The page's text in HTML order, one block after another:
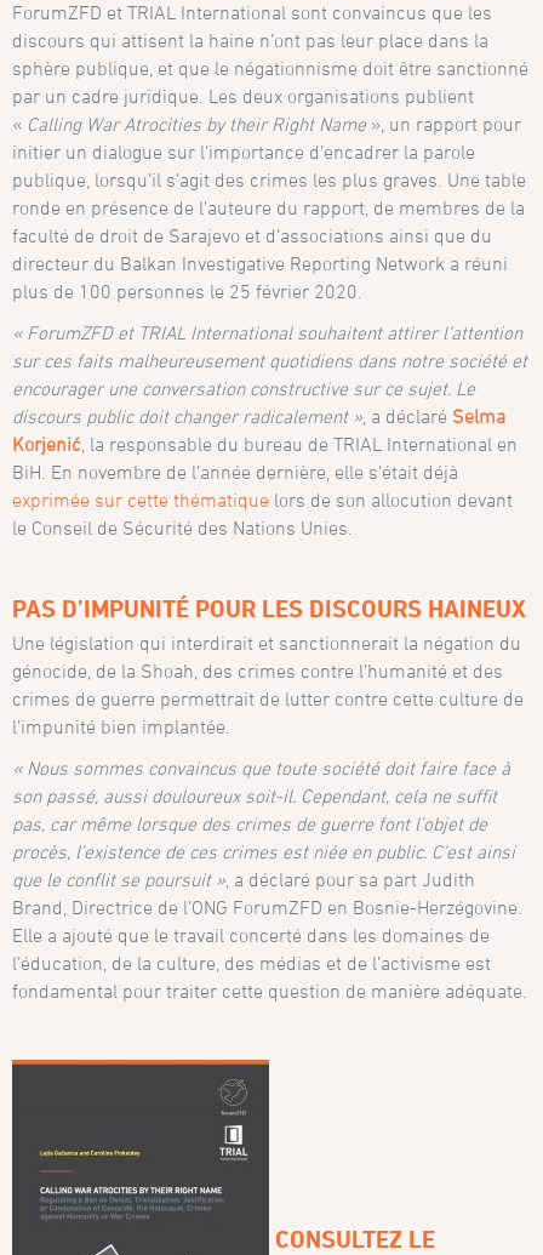
ForumZFD et TRIAL International sont convaincus que les
discours qui attisent la haine n’ont pas leur place dans la
sphère publique, et que le négationnisme doit être sanctionné
par un cadre juridique. Les deux organisations publient
« Calling War Atrocities by their Right Name », un rapport pour
initier un dialogue sur l’importance d’encadrer la parole
publique, lorsqu’il s’agit des crimes les plus graves. Une table
ronde en présence de l’auteure du rapport, de membres de la
faculté de droit de Sarajevo et d’associations ainsi que du
directeur du Balkan Investigative Reporting Network a réuni
plus de 100 personnes le 25 février 2020.
« ForumZFD et TRIAL International souhaitent attirer l’attention
sur ces faits malheureusement quotidiens dans notre société et
encourager une conversation constructive sur ce sujet. Le
discours public doit changer radicalement » , a déclaré Selma
Korjenić , la responsable du bureau de TRIAL International en
BiH. En novembre de l’année dernière, elle s’était déjà
exprimée sur cette thématique lors de son allocution devant
le Conseil de Sécurité des Nations Unies.
PAS D’IMPUNITÉ POUR LES DISCOURS HAINEUX
Une législation qui interdirait et sanctionnerait la négation du
génocide, de la Shoah, des crimes contre l’humanité et des
crimes de guerre permettrait de lutter contre cette culture de
l’impunité bien implantée.
« Nous sommes convaincus que toute société doit faire face à
son passé, aussi douloureux soit-il. Cependant, cela ne suffit
pas, car même lorsque des crimes de guerre font l’objet de
procès, l’existence de ces crimes est niée en public. C’est ainsi
que le conflit se poursuit » , a déclaré pour sa part Judith
Brand, Directrice de l’ONG ForumZFD en Bosnie-Herzégovine.
Elle a ajouté que le travail concerté dans les domaines de
l’éducation, de la culture, des médias et de l’activisme est
fondamental pour traiter cette question de manière adéquate.
CONSULTEZ LE